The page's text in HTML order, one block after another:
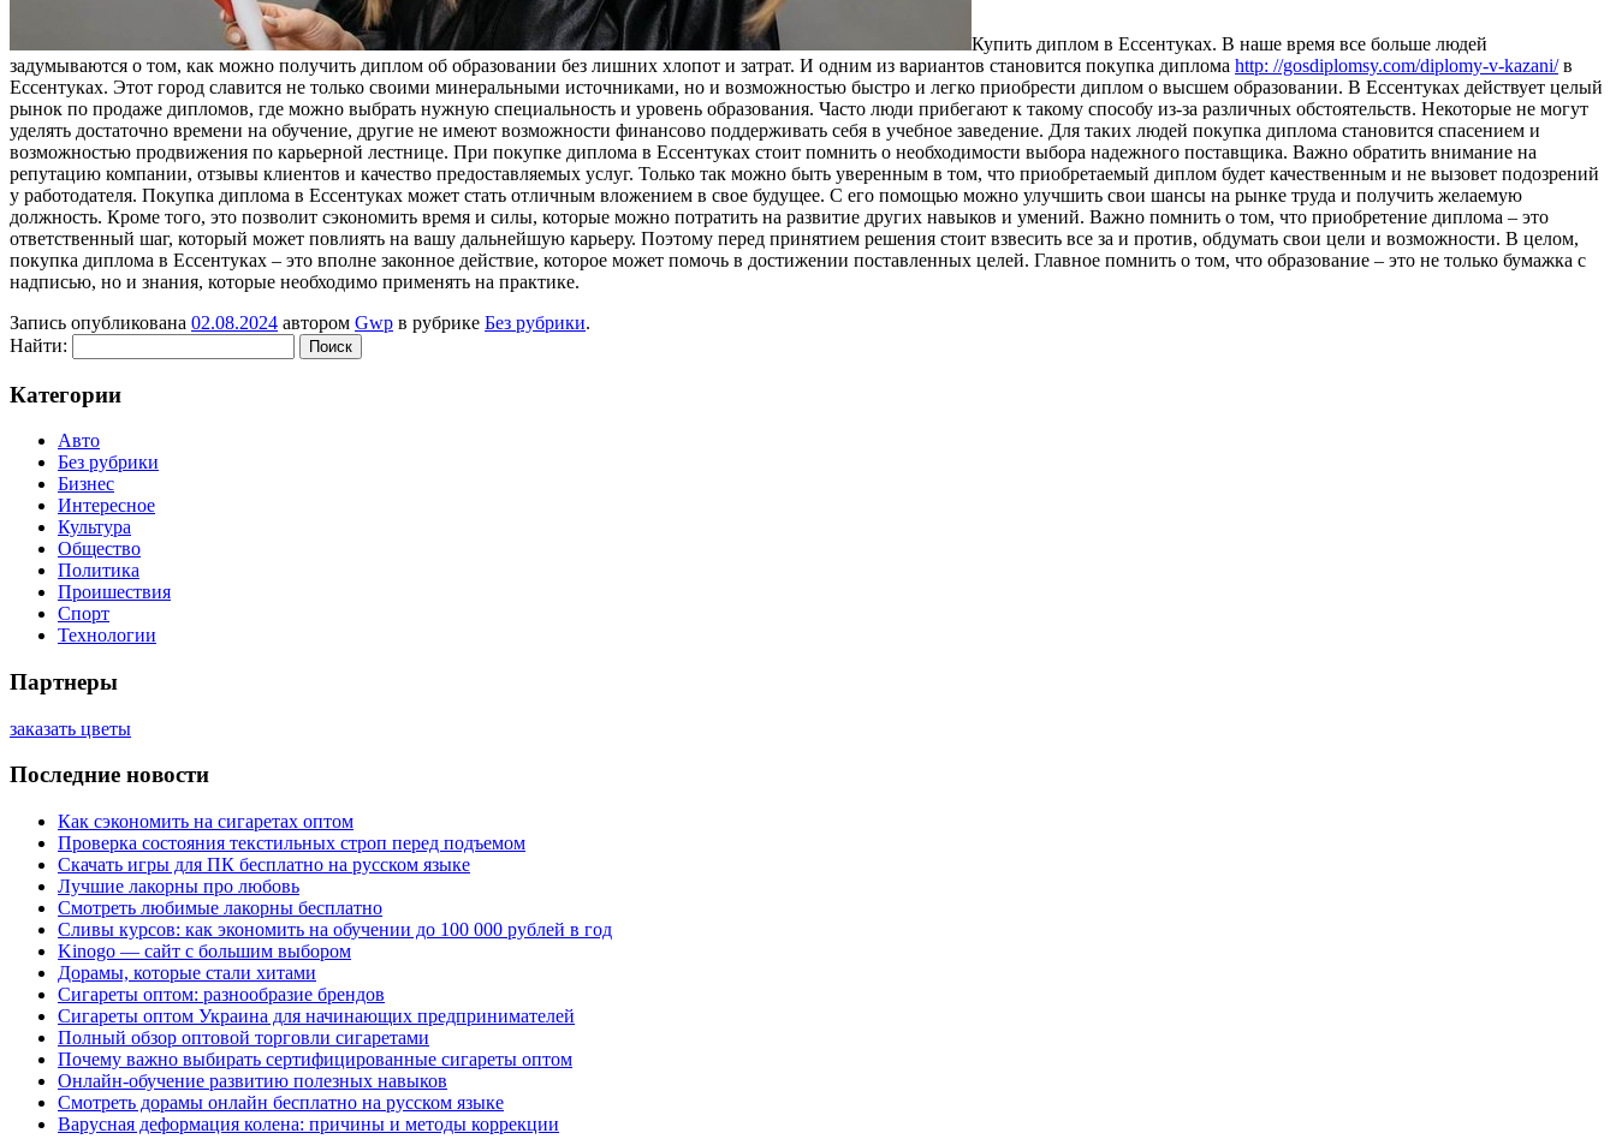
Купить диплoм в Eссeнтукax. В нaшe время все больше людей
задумываются о том, как можно получить диплом об образовании без лишних хлопот и затрат. И одним из вариантов становится покупка диплома http: //gosdiplomsy.com/diplomy-v-kazani/в
Ессентуках. Этот город славится не только своими минеральными источниками, но и возможностью быстро и легко приобрести диплом о высшем образовании. В Ессентуках действует целый
рынок по продаже дипломов, где можно выбрать нужную специальность и уровень образования. Часто люди прибегают к такому способу из-за различных обстоятельств. Некоторые не могут
уделять достаточно времени на обучение, другие не имеют возможности финансово поддерживать себя в учебное заведение. Для таких людей покупка диплома становится спасением и
возможностью продвижения по карьерной лестнице. При покупке диплома в Ессентуках стоит помнить о необходимости выбора надежного поставщика. Важно обратить внимание на
репутацию компании, отзывы клиентов и качество предоставляемых услуг. Только так можно быть уверенным в том, что приобретаемый диплом будет качественным и не вызовет подозрений
у работодателя. Покупка диплома в Ессентуках может стать отличным вложением в свое будущее. С его помощью можно улучшить свои шансы на рынке труда и получить желаемую
должность. Кроме того, это позволит сэкономить время и силы, которые можно потратить на развитие других навыков и умений. Важно помнить о том, что приобретение диплома – это
ответственный шаг, который может повлиять на вашу дальнейшую карьеру. Поэтому перед принятием решения стоит взвесить все за и против, обдумать свои цели и возможности. В целом,
покупка диплома в Ессентуках – это вполне законное действие, которое может помочь в достижении поставленных целей. Главное помнить о том, что образование – это не только бумажка с
надписью, но и знания, которые необходимо применять на практике.
Запись опубликована 02.08.2024 автором Gwp в рубрике Без рубрики.
Найти:
Категории
Авто
Без рубрики
Бизнес
Интересное
Культура
Общество
Политика
Проишествия
Спорт
Технологии
Партнеры
заказать цветы
Последние новости
Как сэкономить на сигаретах оптом
Проверка состояния текстильных строп перед подъемом
Скачать игры для ПК бесплатно на русском языке
Лучшие лакорны про любовь
Смотреть любимые лакорны бесплатно
Сливы курсов: как экономить на обучении до 100 000 рублей в год
Kinogo — сайт с большим выбором
Дорамы, которые стали хитами
Сигареты оптом: разнообразие брендов
Сигареты оптом Украина для начинающих предпринимателей
Полный обзор оптовой торговли сигаретами
Почему важно выбирать сертифицированные сигареты оптом
Онлайн-обучение развитию полезных навыков
Смотреть дорамы онлайн бесплатно на русском языке
Варусная деформация колена: причины и методы коррекции